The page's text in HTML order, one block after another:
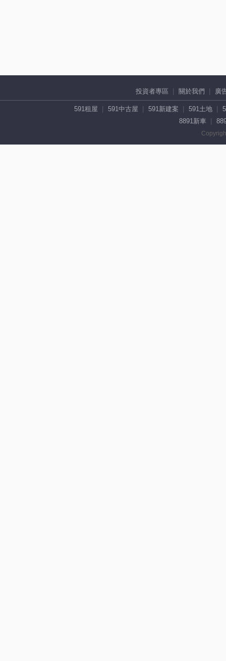
投資者專區 關於我們 廣
591租屋 591中古屋 591新建案 591土地
8891新車